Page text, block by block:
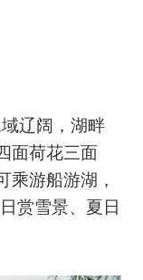
辽阔，湖畔
面荷花三面
乘游船游湖，
赏雪景、夏日